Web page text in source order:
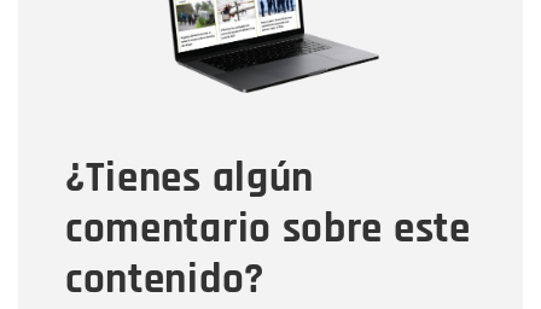
¿Tienes algún
comentario sobre este
contenido?
Tipo de comentario
Mensaje